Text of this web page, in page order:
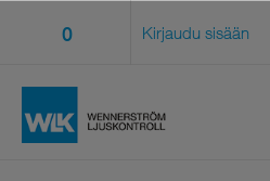
0 Kirjaudu sisään